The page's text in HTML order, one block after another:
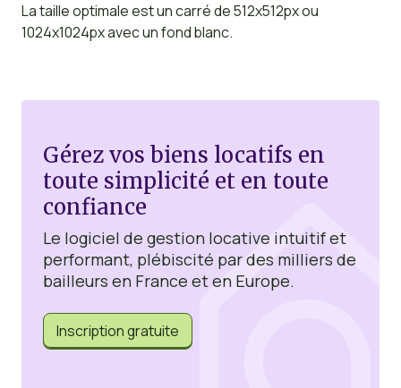
La taille optimale est un carré de 512x512px ou
1024x1024px avec un fond blanc.
Gérez vos biens locatifs en
toute simplicité et en toute
confiance
Le logiciel de gestion locative intuitif et
performant, plébiscité par des milliers de
bailleurs en France et en Europe.
Inscription gratuite